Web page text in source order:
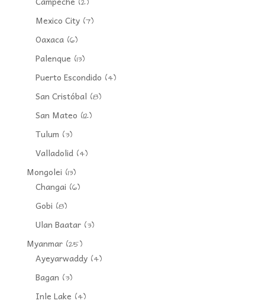
Mexico City(7)
Oaxaca(6)
Palenque (13)
Puerto Escondido (4)
San Cristóbal (8)
San Mateo (12)
Tulum (3)
Valladolid(4)
Mongolei (13)
Changai (6)
Gobi (8)
Ulan Baatar(3)
Myanmar(25)
Ayeyarwaddy(4)
Bagan (3)
Inle Lake (4)